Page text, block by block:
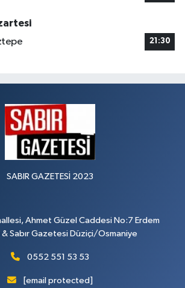
21:30
SABIR GAZETESİ 2023
Ahmet Güzel Caddesi No:7 Erdem
& Sabır Gazetesi Düziçi/Osmaniye
0552 551 53 53
[email protected]